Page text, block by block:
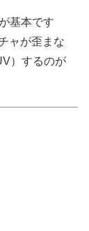
基本です
ャが歪まな
）するのが